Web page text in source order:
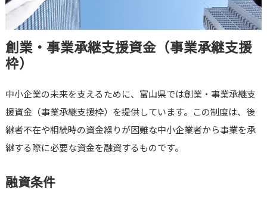
創業・事業承継支援資金（事業承継支援
枠）
中小企業の未来を支えるために、富山県では創業・事業承継支
援資金（事業承継支援枠）を提供しています。この制度は、後
継者不在や相続時の資金繰りが困難な中小企業者から事業を承
継する際に必要な資金を融資するものです。
融資条件